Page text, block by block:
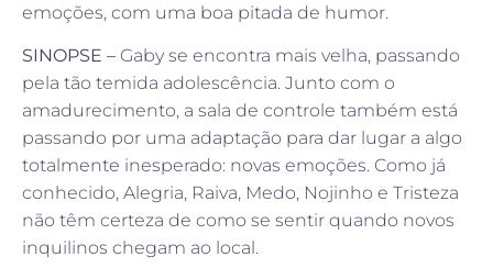
emoções, com uma boa pitada de humor.
SINOPSE – Gaby se encontra mais velha, passando
pela tão temida adolescência. Junto com o
amadurecimento, a sala de controle também está
passando por uma adaptação para dar lugar a algo
totalmente inesperado: novas emoções. Como já
conhecido, Alegria, Raiva, Medo, Nojinho e Tristeza
não têm certeza de como se sentir quando novos
inquilinos chegam ao local.